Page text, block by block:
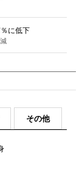
に低下
その他